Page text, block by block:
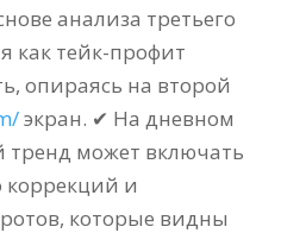
анализа третьего
как тейк-профит
опираясь на второй
экран. ✔ На дневном
тренд может включать
коррекций и
которые видны